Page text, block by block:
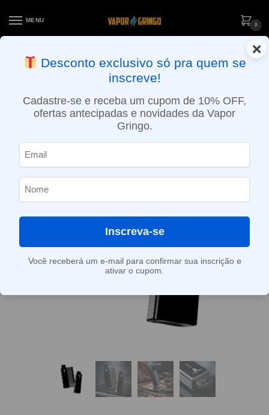
MENU
0
ENTREGA NO MESMO DIA EM SÃO PAULO (SEG A SEX): PEDIDOS
APROVADOS ATÉ 15:30 VIA MOTOBOY
×
Desconto exclusivo só pra quem se
inscreve!
Cadastre-se e receba um cupom de 10% OFF,
ofertas antecipadas e novidades da Vapor
Gringo.
Inscreva-se
Você receberá um e-mail para confirmar sua inscrição e
ativar o cupom.